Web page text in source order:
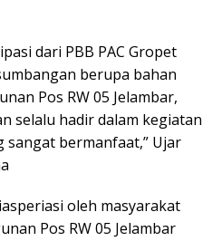
dari PBB PAC Gropet
berupa bahan
Pos RW 05 Jelambar,
selalu hadir dalam kegiatan
sangat bermanfaat,” Ujar
oleh masyarakat
Pos RW 05 Jelambar